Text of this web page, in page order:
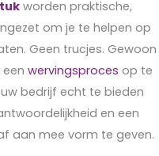
worden praktische,
om je te helpen op
Geen trucjes. Gewoon
eenwervingsproces op te
bedrijf echt te bieden
en een
aan mee vorm te geven.